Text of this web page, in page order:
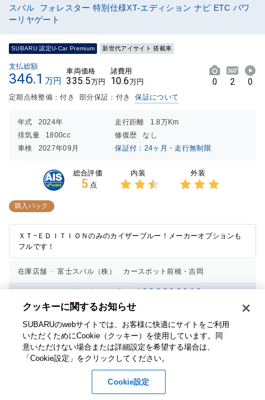
スバル フォレスター 特別仕様XT-エディション ナビ ETC パワ
ーリヤゲート
SUBARU 認定U-Car Premium 新世代アイサイト 搭載車
支払総額
346.1 万円
車両価格
335.5万円
諸費用
10.6万円 0 2 0
定期点検整備：付き 部分保証：付き 保証について
年式 2024年 走行距離
1.8万Km
排気量
1800cc 修復歴
なし
車検
2027年09月 保証付：24ヶ月・走行無制限
総合評価
5 点
内装 外装
購入パック
ＸＴ−ＥＤＩＴＩＯＮのみのカイザーブルー！メーカーオプションも
フルです！
在庫店舗 富士スバル（株） カースポット前橋・吉岡
お問い合わせ番号 1000292960
お問い合わせ 無料
クッキーに関するお知らせ​
SUBARUのwebサイトでは、お客様に快適にサイトをご利用
いただくためにCookie（クッキー）を使用しています。​ 同
意いただけない場合または詳細設定を希望する場合は、
「Cookie設定」をクリックしてください。​
Cookie設定